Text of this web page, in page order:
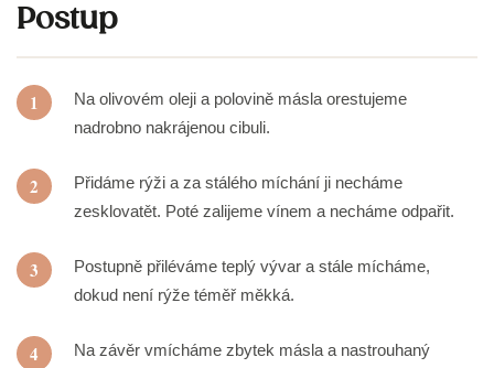
Postup
1
Na olivovém oleji a polovině másla orestujeme
nadrobno nakrájenou cibuli.
2
Přidáme rýži a za stálého míchání ji necháme
zesklovatět. Poté zalijeme vínem a necháme odpařit.
3
Postupně přiléváme teplý vývar a stále mícháme,
dokud není rýže téměř měkká.
4
Na závěr vmícháme zbytek másla a nastrouhaný